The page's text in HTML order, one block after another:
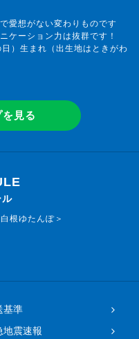
愛想がない変わりものです
ケーション力は抜群です！
）生まれ（出生地はときがわ
見る
ル
根ゆたんぽ＞
基準
地震速報